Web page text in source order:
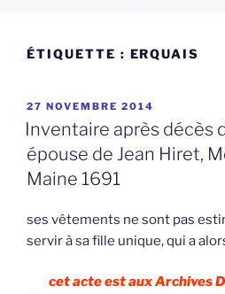
ÉTIQUETTE : ERQUAIS
PUBLIÉ
LE
27 NOVEMBRE 2014
Inventaire après décès
épouse de Jean Hiret,
Maine 1691
ses vêtements ne sont pas
servir à sa fille unique, qui a
cet acte est aux Archives